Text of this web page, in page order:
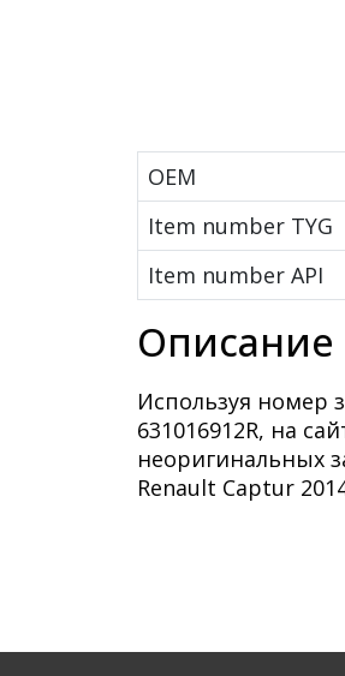
OEM
Item number TYG
Item number API
Описание
Используя номер
631016912R, на
неоригинальных
Renault Captur